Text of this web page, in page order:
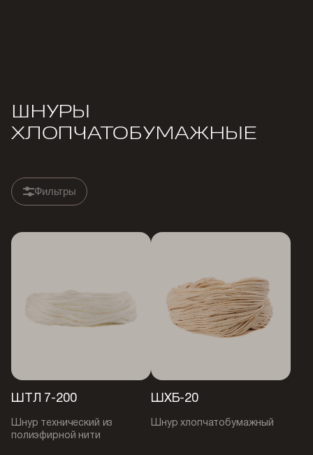
ШНУРЫ
ХЛОПЧАТОБУМАЖНЫЕ
Фильтры
ШТЛ 7-200
Шнур технический из
полиэфирной нити
ШХБ-20
Шнур хлопчатобумажный